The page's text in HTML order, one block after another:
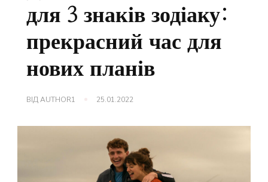
для 3 знаків зодіаку:
прекрасний час для
нових планів
ВІДAUTHOR1 25.01.2022